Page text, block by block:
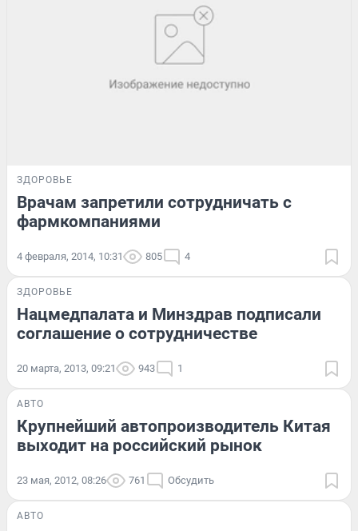
ЗДОРОВЬЕ
Врачам запретили сотрудничать с
фармкомпаниями
4 февраля, 2014, 10:31 805 4
ЗДОРОВЬЕ
Нацмедпалата и Минздрав подписали
соглашение о сотрудничестве
20 марта, 2013, 09:21 943 1
АВТО
Крупнейший автопроизводитель Китая
выходит на российский рынок
23 мая, 2012, 08:26 761 Обсудить
АВТО